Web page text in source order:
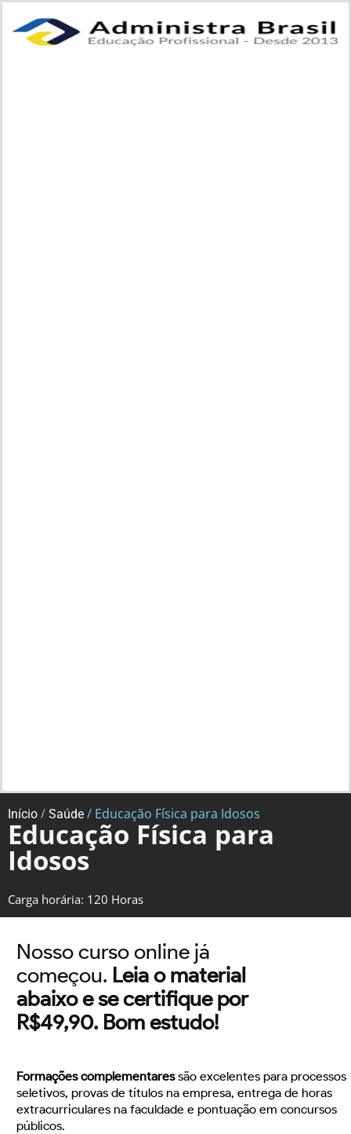
Início / Saúde / Educação Física para Idosos
Educação Física para
Idosos
Carga horária: 120 Horas
Nosso curso online já
começou. Leia o material
abaixo e se certifique por
R$49,90. Bom estudo!
Formações complementaressão excelentes para processos
seletivos, provas de títulos na empresa, entrega de horas
extracurriculares na faculdade e pontuação em concursos
públicos.